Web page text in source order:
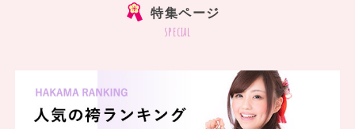
特集ページ
special